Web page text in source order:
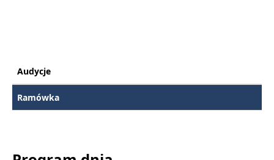
Audycje
Ramówka